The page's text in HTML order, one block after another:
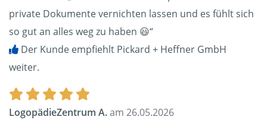
private Dokumente vernichten lassen und es fühlt sich
so gut an alles weg zu haben 😃“
Der Kunde empfiehlt Pickard + Heffner GmbH
weiter.
LogopädieZentrum A.am 26.05.2026